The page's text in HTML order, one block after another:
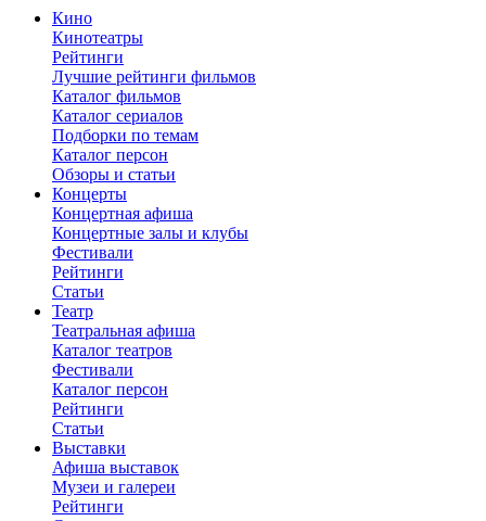
Кино
Кинотеатры
Рейтинги
Лучшие рейтинги фильмов
Каталог фильмов
Каталог сериалов
Подборки по темам
Каталог персон
Обзоры и статьи
Концерты
Концертная афиша
Концертные залы и клубы
Фестивали
Рейтинги
Статьи
Театр
Театральная афиша
Каталог театров
Фестивали
Каталог персон
Рейтинги
Статьи
Выставки
Афиша выставок
Музеи и галереи
Рейтинги